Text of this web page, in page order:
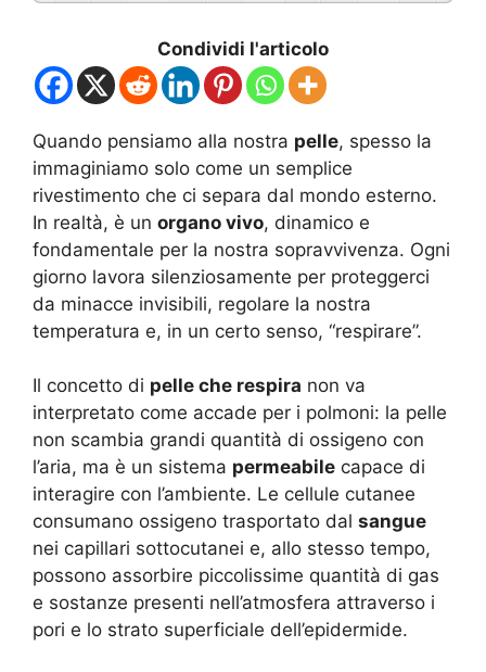
Condividi l'articolo
Quando pensiamo alla nostra pelle, spesso la
immaginiamo solo come un semplice
rivestimento che ci separa dal mondo esterno.
In realtà, è un organo vivo, dinamico e
fondamentale per la nostra sopravvivenza. Ogni
giorno lavora silenziosamente per proteggerci
da minacce invisibili, regolare la nostra
temperatura e, in un certo senso, “respirare”.
Il concetto di pelle che respira non va
interpretato come accade per i polmoni: la pelle
non scambia grandi quantità di ossigeno con
l’aria, ma è un sistema permeabile capace di
interagire con l’ambiente. Le cellule cutanee
consumano ossigeno trasportato dal sangue
nei capillari sottocutanei e, allo stesso tempo,
possono assorbire piccolissime quantità di gas
e sostanze presenti nell’atmosfera attraverso i
pori e lo strato superficiale dell’epidermide.